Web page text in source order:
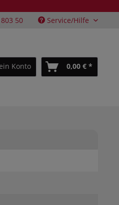
50 Service/Hilfe
Konto 0,00 € *